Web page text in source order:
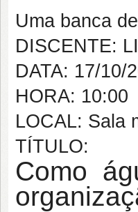
Uma banca
DISCENTE:
DATA: 17/10/
HORA: 10:00
LOCAL: Sala
TÍTULO:
Como